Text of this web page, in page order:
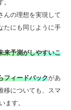
んの理想を実現して
たにも同じように手
来予測がしやすいこ
フィードバックがあ
移についても、スマ
ます。